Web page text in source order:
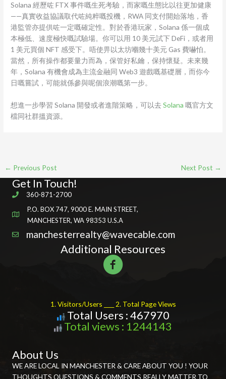
Solana 經歷咗 FTX 事件嘅生死考驗，而家嘅生態比以往更加健康
——真實收益協議取代咗純粹嘅投機，RWA 同支付開始落地，香
港監管亦提供咗一定嘅確定性。對於香港玩家，Solana 係一個成
本極低、速度極快嘅試驗場。你可以用 10 美元試下 DeFi，或者用
1 美元買個 NFT 感受下。唔使畀以太坊嗰幾十美元 Gas 費嚇怕。
當然，所有操作都要量力而為，保管好私鑰，保持懷疑。未來幾
年，Solana 有機會成為主流金融同 Web3 遊戲嘅基礎層，而你今
日嘅嘗試，可能就係參與呢個浪潮嘅第一步。
想進一步學習 Solana 開發或者進階策略，可以去Solana 嘅官方文
檔同社群搵資源。
← Previous Post Next Post →
Get In Touch!
360-871-2700
P.O. BOX 747, 9000 E. MAIN STREET,
MANCHESTER, WA 98353 U.S.A
manchesterrealty@wavecable.com
Additional Resources
1. Visitors/Users ____ 2. Total Page Views
Total Users : 467970
Total views : 1244143
About Us
WE ARE LOCAL IN MANCHESTER & CARE ABOUT YOU ! YOUR
THOUGHTS QUESTIONS & COMMENTS REALLY MATTER TO